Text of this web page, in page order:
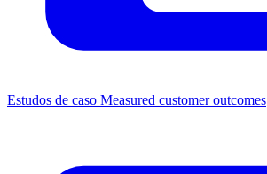
Estudos de caso Measured customer outcomes